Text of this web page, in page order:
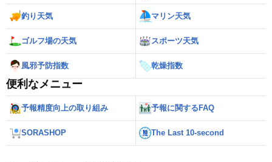
釣り天気 マリン天気
ゴルフ場の天気 スポーツ天気
風邪予防指数 乾燥指数
便利なメニュー
予報精度向上の取り組み 予報に関するFAQ
SORASHOP The Last 10-second